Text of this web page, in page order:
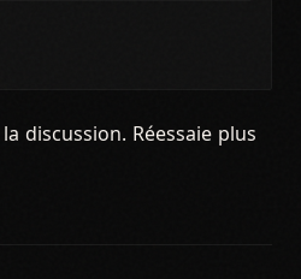
discussion. Réessaie plus